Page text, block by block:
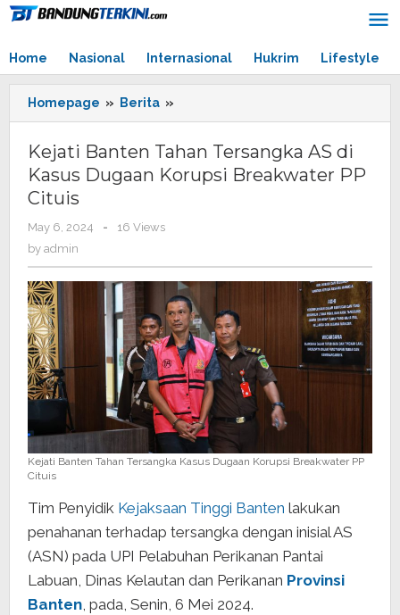
Skip
Home
Nasional Internasional Hukrim Lifestyle
Homepage » Berita »
Banten
Tersangka
AS
Breakwater
PP
Cituis
Kejati Banten Tahan Tersangka AS di
Kasus Dugaan Korupsi Breakwater PP
Cituis
May 6, 2024
by
-
16 Views
by admin
Kejati Banten Tahan Tersangka Kasus Dugaan Korupsi Breakwater PP
Cituis
Tim Penyidik Kejaksaan Tinggi Banten lakukan
penahanan terhadap tersangka dengan inisial AS
(ASN) pada UPI Pelabuhan Perikanan Pantai
Labuan, Dinas Kelautan dan Perikanan Provinsi
Banten, pada, Senin, 6 Mei 2024.